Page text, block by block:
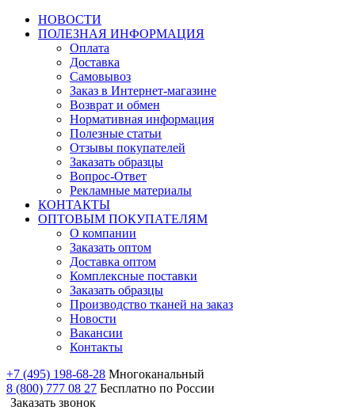
НОВОСТИ
ПОЛЕЗНАЯ ИНФОРМАЦИЯ
Оплата
Доставка
Самовывоз
Заказ в Интернет-магазине
Возврат и обмен
Нормативная информация
Полезные статьи
Отзывы покупателей
Заказать образцы
Вопрос-Ответ
Рекламные материалы
КОНТАКТЫ
ОПТОВЫМ ПОКУПАТЕЛЯМ
О компании
Заказать оптом
Доставка оптом
Комплексные поставки
Заказать образцы
Производство тканей на заказ
Новости
Вакансии
Контакты
+7 (495) 198-68-28 Многоканальный
8 (800) 777 08 27 Бесплатно по России
Заказать звонок